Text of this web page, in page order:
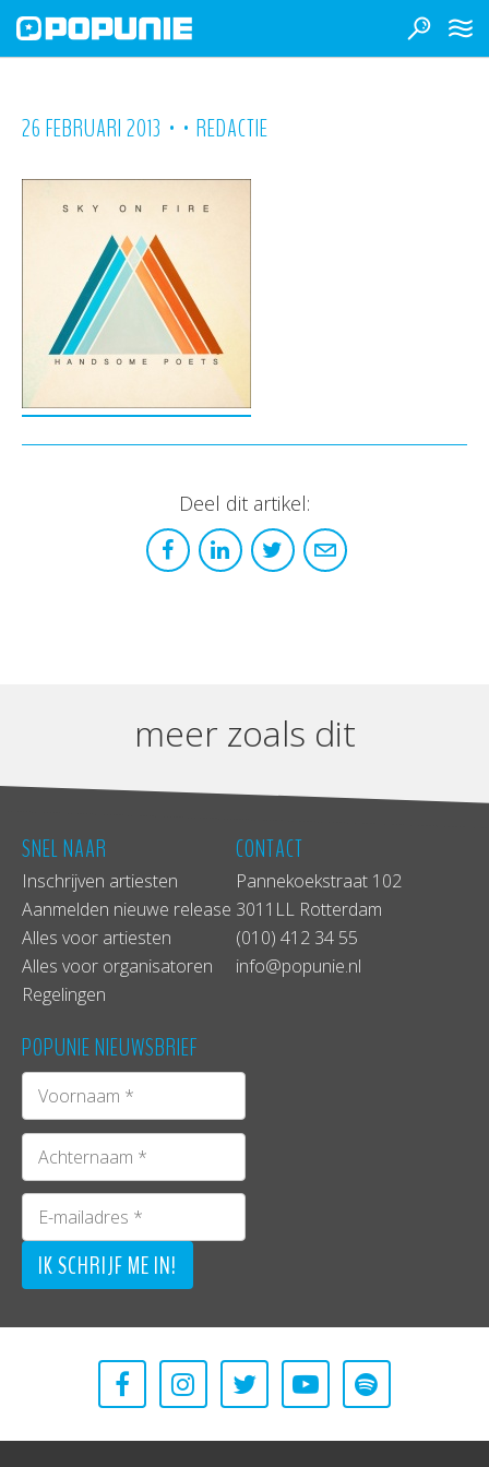
26 FEBRUARI 2013 • • REDACTIE
Deel dit artikel:
meer zoals dit
SNEL NAAR
Inschrijven artiesten
Aanmelden nieuwe release
Alles voor artiesten
Alles voor organisatoren
Regelingen
CONTACT
Pannekoekstraat 102
3011LL Rotterdam
(010) 412 34 55
info@popunie.nl
POPUNIE NIEUWSBRIEF